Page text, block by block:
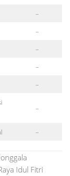
–
–
–
–
–
–
–
Idul Fitri